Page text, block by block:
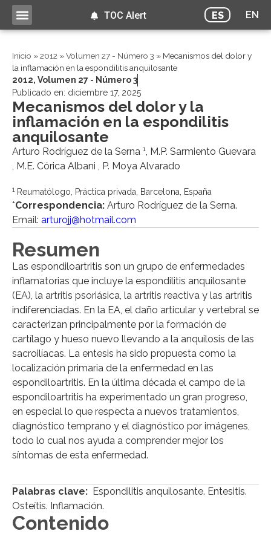
ES EN
TOC Alert
Inicio »2012 »Volumen 27 - Número 3 » Mecanismos del dolor y
la inflamación en la espondilitis anquilosante
2012, Volumen 27 - Número 3
Publicado en: diciembre 17, 2025
Mecanismos del dolor y la
inflamación en la espondilitis
anquilosante
Arturo Rodríguez de la Serna 1, M.P. Sarmiento Guevara
, M.E. Córica Albani , P. Moya Alvarado
1Reumatólogo, Práctica privada, Barcelona, España
*Correspondencia: Arturo Rodríguez de la Serna.
Email: arturojj@hotmail.com
Resumen
Las espondiloartritis son un grupo de enfermedades
inflamatorias que incluye la espondilitis anquilosante
(EA), la artritis psoriásica, la artritis reactiva y las artritis
indiferenciadas. En la EA, el daño articular y vertebral se
caracterizan principalmente por la formación de
cartílago y hueso nuevo llevando a la anquilosis de las
sacroilíacas. La entesis ha sido propuesta como la
localización primaria de la enfermedad en las
espondiloartritis. En la última década el campo de la
espondiloartritis ha experimentado un gran progreso,
en especial lo que respecta a nuevos tratamientos,
diagnóstico temprano y el diagnóstico por imágenes,
todo lo cual nos ayuda a comprender mejor los
síntomas de esta enfermedad.
Palabras clave: Espondilitis anquilosante. Entesitis.
Osteítis. Inflamación.
Contenido